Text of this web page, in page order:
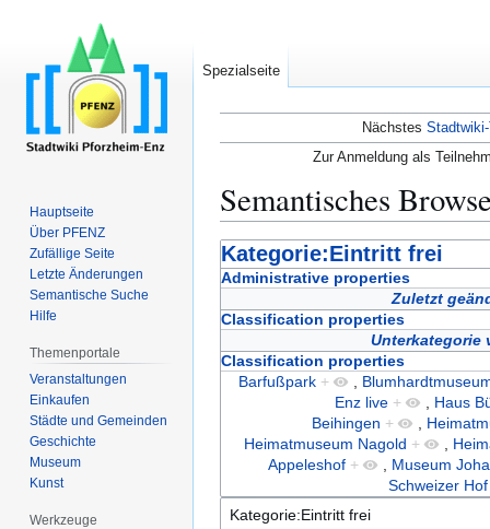
Nächstes
Zur Anmeldung als
Semantisches
Zur
Navigation
Zur
Suche
Kategorie:Eintritt frei
Administrative properties
Zuletzt
Classification properties
Unterkategorie
Classification properties
Barfußpark +
Enz live +
Haus
Beihingen +
Heimatmuseum Nagold +
Appeleshof +
Museum
Schweizer Hof
Spezialseite
Hauptseite
Über PFENZ
Zufällige Seite
Letzte Änderungen
Semantische Suche
Hilfe
Themenportale
Veranstaltungen
Einkaufen
Städte und Gemeinden
Geschichte
Museum
Kunst
Werkzeuge